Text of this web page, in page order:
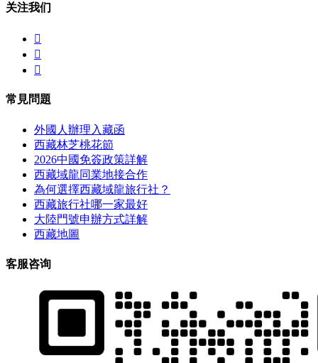
关注我们



常見問題
外國人辦理入藏函
西藏林芝桃花節
2026中國免簽政策詳解
西藏域龍同業地接合作
為何選擇西藏域龍旅行社？
西藏旅行社哪一家最好
大陸門號申辦方式詳解
西藏地圖
客服咨询